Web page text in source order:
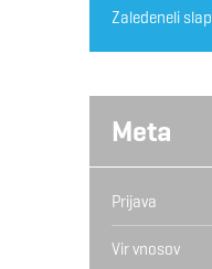
Zaledeneli slap
Meta
Prijava
Vir vnosov